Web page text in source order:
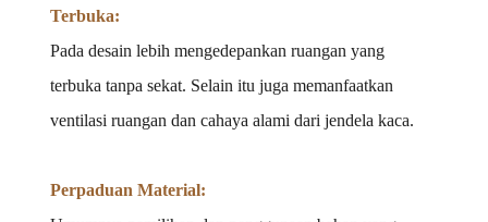
Terbuka:
Pada desain lebih mengedepankan ruangan yang
terbuka tanpa sekat. Selain itu juga memanfaatkan
ventilasi ruangan dan cahaya alami dari jendela kaca.
Perpaduan Material: